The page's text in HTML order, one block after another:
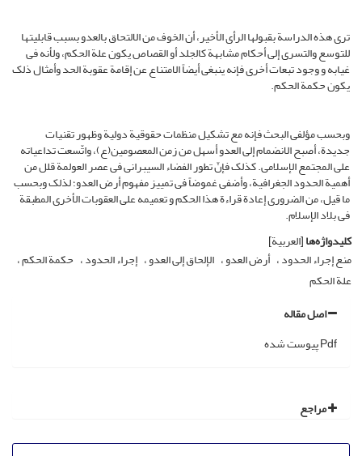
ترى هذه الدراسة بقبولها الرأی الأخیر، أن الخوف من الالتحاق بالعدو بسبب قابلیتها
للتوسع والتسری إلى أحکام مشابهة کالجلد أو القصاص یکون علة الحکم، ولأنه فی
غیابه و وجود تبعات أخرى فإنه ینبغی أیضاً الامتناع عن إقامة عقوبة الحد وأمثال ذلک
یکون حکمة الحکم.
وبحسب مؤلفی البحث فإنه مع تشکیل منظمات حقوقیة دولیة وظهور تقنیات
جدیدة، أصبح الانضمام إلى العدو أسهل من زمن المعصومین(ع)، واتّسعت تداعیاته
على المجتمع الإسلامی. کذلک فإنّ تطور الفضاء السیبرانی فی عصر العولمة قلل من
أهمیة الحدود الجغرافیة، وأضفى غموضاً فی تمییز مفهوم أرض العدو؛ لذلک وبحسب
ما قیل، من الضروری إعادة قراءة هذا الحکم و تعمیمه على العقوبات الأخرى المطبقة
فی بلاد الإسلام.
کلیدواژه‌ها[العربیة]
منع إجراء الحدود أرض العدو الإلحاق إلى العدو إجراء الحدود حکمة الحکم
علة الحکم
اصل مقاله
Pdf پیوست شده
مراجع